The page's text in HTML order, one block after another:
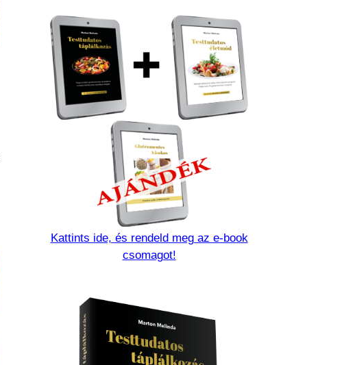
Kattints ide, és rendeld meg az e-book
csomagot!